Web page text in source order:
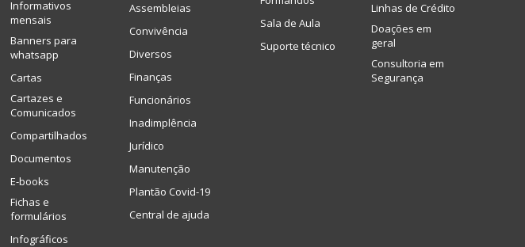
Informativos
mensais
Banners para
whatsapp
Cartas
Cartazes e
Comunicados
Compartilhados
Documentos
E-books
Fichas e
formulários
Infográficos
Assembleias
Convivência
Diversos
Finanças
Funcionários
Inadimplência
Jurídico
Manutenção
Plantão Covid-19
Central de ajuda
Sala de Aula
Suporte técnico
Linhas de Crédito
Doações em
geral
Consultoria em
Segurança